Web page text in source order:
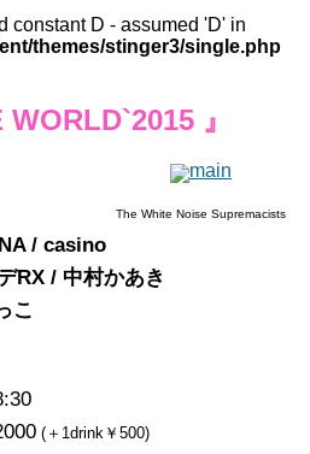
constant D - assumed 'D' in
themes/stinger3/single.php
WORLD`2015 』
The White Noise Supremacists
/ casino
RX / 中村かあき
こ
(＋1drink￥500)